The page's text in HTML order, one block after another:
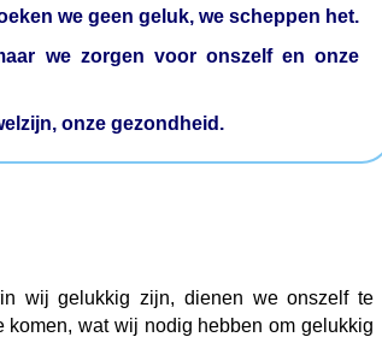
we geen geluk, we scheppen het.
we zorgen voor onszelf en onze
onze gezondheid.
wij gelukkig zijn, dienen we onszelf te
komen, wat wij nodig hebben om gelukkig